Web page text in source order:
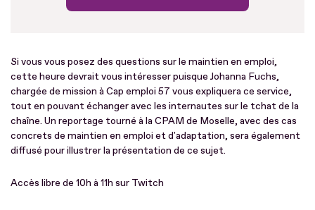
Si vous vous posez des questions sur le maintien en emploi,
cette heure devrait vous intéresser puisque Johanna Fuchs,
chargée de mission à Cap emploi 57 vous expliquera ce service,
tout en pouvant échanger avec les internautes sur le tchat de la
chaîne. Un reportage tourné à la CPAM de Moselle, avec des cas
concrets de maintien en emploi et d'adaptation, sera également
diffusé pour illustrer la présentation de ce sujet.
Accès libre de 10h à 11h sur Twitch